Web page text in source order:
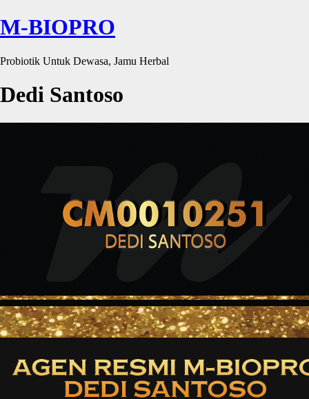
M-BIOPRO
Probiotik Untuk Dewasa, Jamu Herbal
Dedi Santoso